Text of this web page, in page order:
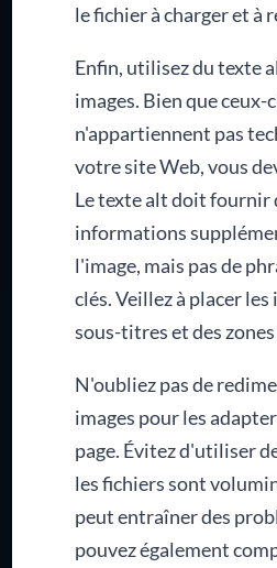
le fichier à charger et à
Enfin, utilisez du texte
images. Bien que ceux-
n'appartiennent pas
votre site Web, vous
Le texte alt doit fournir
informations
l'image, mais pas de
clés. Veillez à placer les
sous-titres et des
N'oubliez pas de
images pour les
page. Évitez d'utiliser
les fichiers sont
peut entraîner des
pouvez également